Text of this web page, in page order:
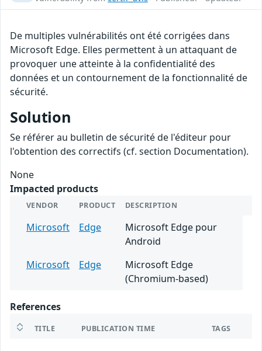
De multiples vulnérabilités ont été corrigées dans
Microsoft Edge. Elles permettent à un attaquant de
provoquer une atteinte à la confidentialité des
données et un contournement de la fonctionnalité de
sécurité.
Solution
Se référer au bulletin de sécurité de l'éditeur pour
l'obtention des correctifs (cf. section Documentation).
None
Impacted products
VENDOR PRODUCT DESCRIPTION
Microsoft Edge
Microsoft Edge pour
Android
Microsoft
Edge
Microsoft Edge
(Chromium-based)
References
TITLE PUBLICATION TIME TAGS